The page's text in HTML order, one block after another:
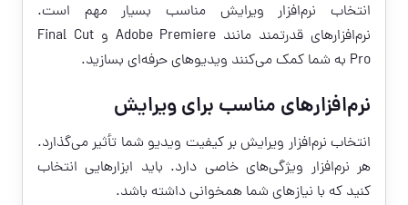
انتخاب نرم‌افزار ویرایش مناسب بسیار مهم است.
نرم‌افزارهای قدرتمند مانند Adobe Premiere و Final Cut
Pro به شما کمک می‌کنند ویدیوهای حرفه‌ای بسازید.
نرم‌افزارهای مناسب برای ویرایش
انتخاب نرم‌افزار ویرایش بر کیفیت ویدیو شما تأثیر می‌گذارد.
هر نرم‌افزار ویژگی‌های خاصی دارد. باید ابزارهایی انتخاب
کنید که با نیازهای شما همخوانی داشته باشد.